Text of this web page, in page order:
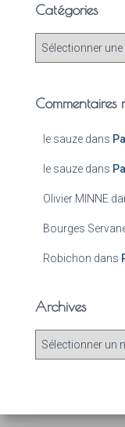
Catégories
Commentaires
le sauze dans
le sauze dans
Olivier MINNE
Bourges
Robichon dans
Archives